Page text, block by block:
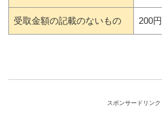
受取金額の記載のないもの 200円
スポンサードリンク